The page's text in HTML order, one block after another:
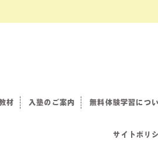
材 入塾のご案内 無料体験学習につ
サイトポリ